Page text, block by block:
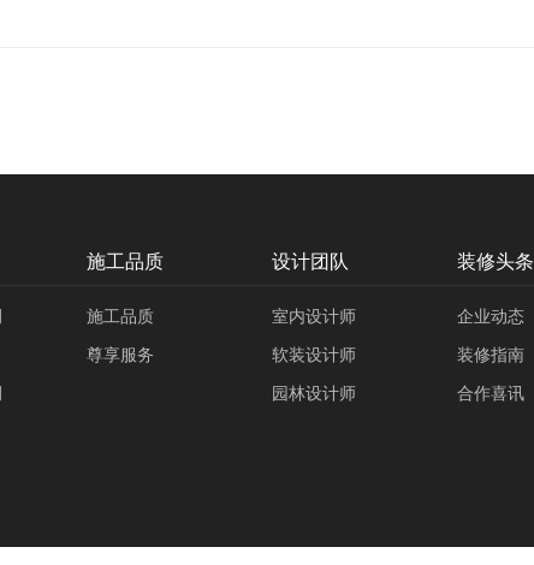
施工品质
施工品质
尊享服务
设计团队
室内设计师
软装设计师
园林设计师
装修头条
企业动态
装修指南
合作喜讯